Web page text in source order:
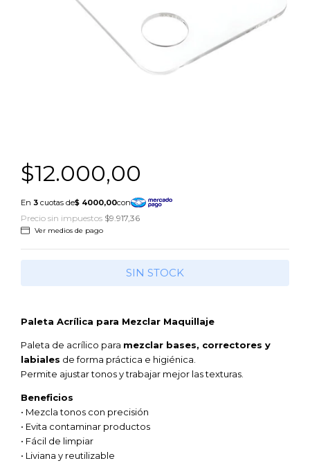
$12.000,00
Precio sin impuestos $9.917,36
Ver medios de pago
Paleta Acrílica para Mezclar Maquillaje
Paleta de acrílico para mezclar bases, correctores y
labiales de forma práctica e higiénica.
Permite ajustar tonos y trabajar mejor las texturas.
Beneficios
• Mezcla tonos con precisión
• Evita contaminar productos
• Fácil de limpiar
• Liviana y reutilizable